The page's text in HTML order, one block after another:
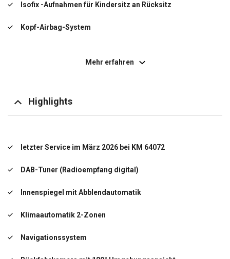
Isofix -Aufnahmen für Kindersitz an Rücksitz
Kopf-Airbag-System
Seitenairbag vorn
Charging)
Mehr erfahren
Highlights
letzter Service im März 2026 bei KM 64072
DAB-Tuner (Radioempfang digital)
Innenspiegel mit Abblendautomatik
Klimaautomatik 2-Zonen
Navigationssystem